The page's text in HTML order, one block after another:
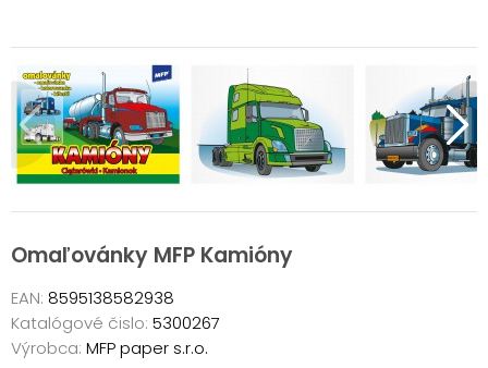
Omaľovánky MFP Kamióny
EAN: 8595138582938
Katalógové čislo: 5300267
Výrobca: MFP paper s.r.o.